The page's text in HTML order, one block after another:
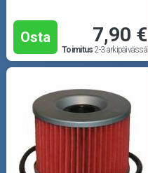
Osta 7,90 €
Toimitus 2-3 arkipäivässä